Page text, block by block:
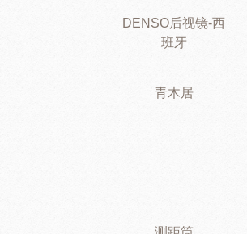
DENSO后视镜-西
班牙
青木居